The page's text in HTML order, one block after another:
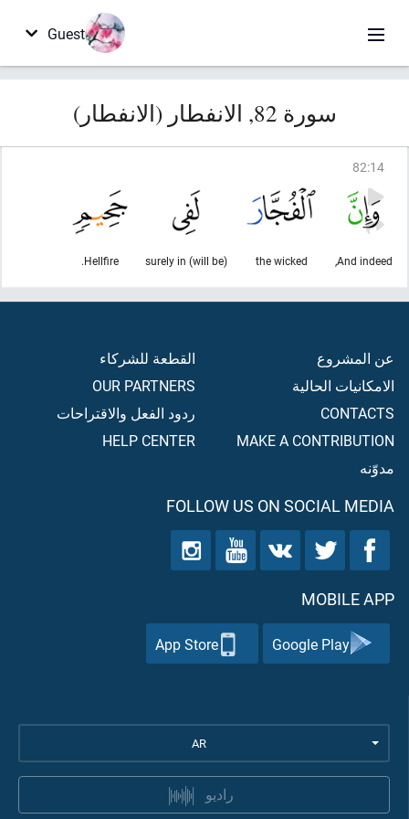
Guest
سورة 82, الانفطار (الانفطار)
82:14
And indeed,
the wicked
(will be) surely in
Hellfire.
عن المشروع
الامكانيات الحالية
CONTACTS
MAKE A CONTRIBUTION
مدوّنه
القطعة للشركاء
OUR PARTNERS
ردود الفعل والاقتراحات
HELP CENTER
FOLLOW US ON SOCIAL MEDIA
MOBILE APP
Google Play
App Store
AR
راديو